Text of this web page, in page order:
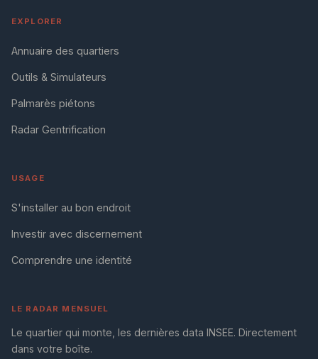
EXPLORER
Annuaire des quartiers
Outils & Simulateurs
Palmarès piétons
Radar Gentrification
USAGE
S'installer au bon endroit
Investir avec discernement
Comprendre une identité
LE RADAR MENSUEL
Le quartier qui monte, les dernières data INSEE. Directement
dans votre boîte.